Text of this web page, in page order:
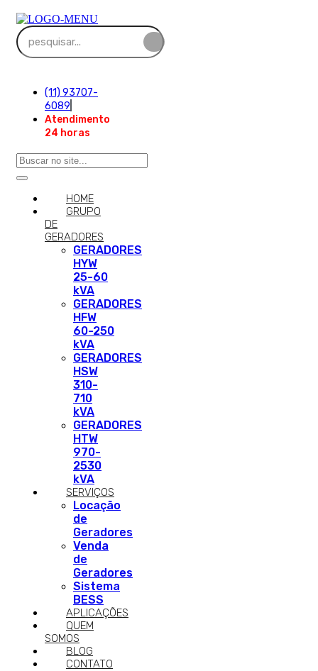
(11) 93707-
6089
Atendimento
24 horas
HOME
GRUPO
DE
GERADORES
GERADORES
HYW
25-60
kVA
GERADORES
HFW
60-250
kVA
GERADORES
HSW
310-
710
kVA
GERADORES
HTW
970-
2530
kVA
SERVIÇOS
Locação
de
Geradores
Venda
de
Geradores
Sistema
BESS
APLICAÇÕES
QUEM
SOMOS
BLOG
CONTATO